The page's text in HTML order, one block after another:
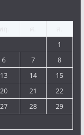
1
6 7
8
13 14
15
20 21
22
27 28
29